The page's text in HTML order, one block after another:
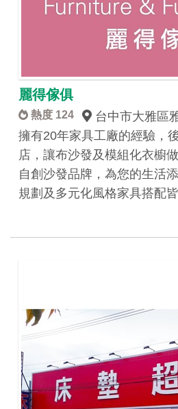
麗得傢俱
熱度 124
台中市大雅區
擁有20年家具工廠的經驗，
店，讓布沙發及模組化衣櫥
自創沙發品牌，為您的生活
規劃及多元化風格家具搭配